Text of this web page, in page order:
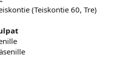
(Teiskontie 60, Tre)